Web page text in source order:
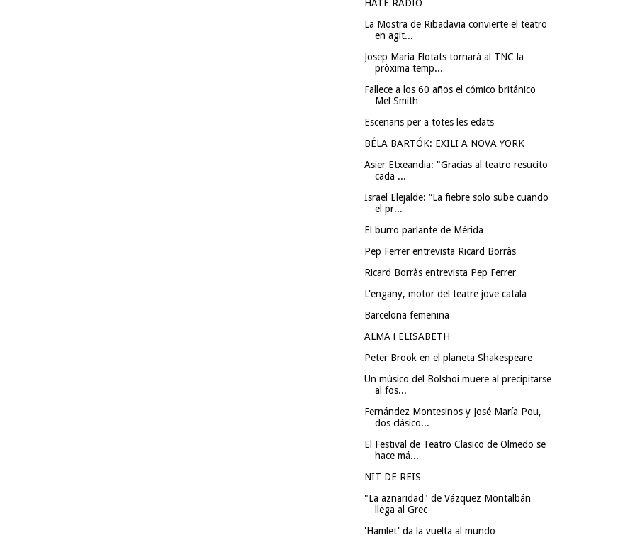
HATE RADIO
La Mostra de Ribadavia convierte el teatro
en agit...
Josep Maria Flotats tornarà al TNC la
pròxima temp...
Fallece a los 60 años el cómico británico
Mel Smith
Escenaris per a totes les edats
BÉLA BARTÓK: EXILI A NOVA YORK
Asier Etxeandia: "Gracias al teatro resucito
cada ...
Israel Elejalde: “La fiebre solo sube cuando
el pr...
El burro parlante de Mérida
Pep Ferrer entrevista Ricard Borràs
Ricard Borràs entrevista Pep Ferrer
L'engany, motor del teatre jove català
Barcelona femenina
ALMA i ELISABETH
Peter Brook en el planeta Shakespeare
Un músico del Bolshoi muere al precipitarse
al fos...
Fernández Montesinos y José María Pou,
dos clásico...
El Festival de Teatro Clasico de Olmedo se
hace má...
NIT DE REIS
"La aznaridad" de Vázquez Montalbán
llega al Grec
'Hamlet' da la vuelta al mundo